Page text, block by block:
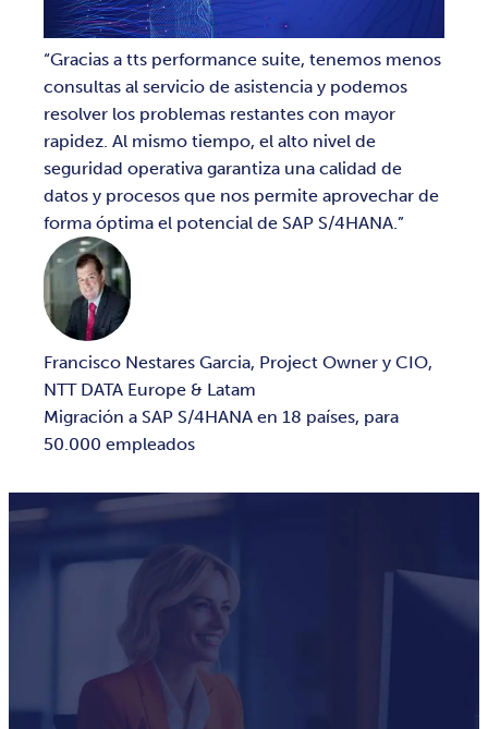
Gracias a tts performance suite, tenemos menos
consultas al servicio de asistencia y podemos
resolver los problemas restantes con mayor
rapidez. Al mismo tiempo, el alto nivel de
seguridad operativa garantiza una calidad de
datos y procesos que nos permite aprovechar de
forma óptima el potencial de SAP S/4HANA.
Francisco Nestares Garcia, Project Owner y CIO,
NTT DATA Europe & Latam
Migración a SAP S/4HANA en 18 países, para
50.000 empleados